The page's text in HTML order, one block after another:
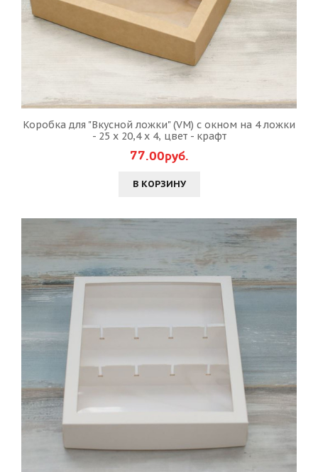
Коробка для "Вкусной ложки" (VM) с окном на 4 ложки
- 25 х 20,4 х 4, цвет - крафт
77.00руб.
В КОРЗИНУ